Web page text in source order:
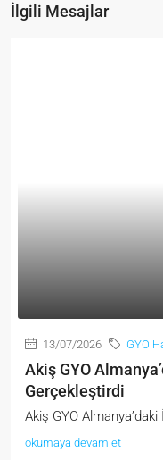
İlgili Mesajlar
13/07/2026 GYO
Akiş GYO
Gerçekleştirdi
Akiş GYO Almanya’daki
okumaya devam et